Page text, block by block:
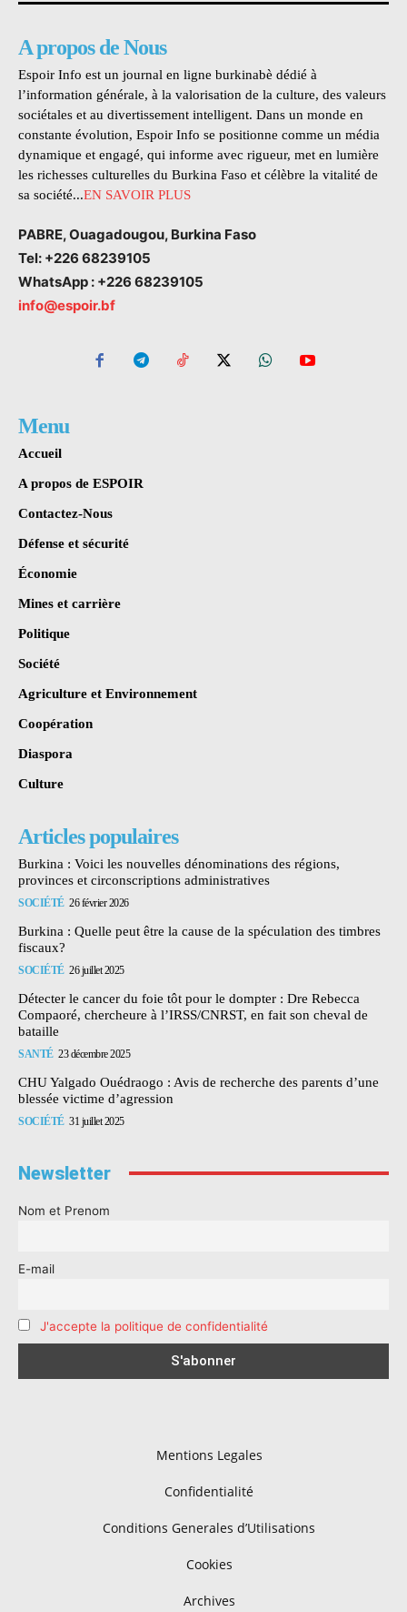
A propos de Nous
Espoir Info est un journal en ligne burkinabè dédié à
l’information générale, à la valorisation de la culture, des valeurs
sociétales et au divertissement intelligent. Dans un monde en
constante évolution, Espoir Info se positionne comme un média
dynamique et engagé, qui informe avec rigueur, met en lumière
les richesses culturelles du Burkina Faso et célèbre la vitalité de
sa société...EN SAVOIR PLUS
PABRE, Ouagadougou, Burkina Faso
Tel: +226 68239105
WhatsApp : +226 68239105
info@espoir.bf
Menu
Accueil
A propos de ESPOIR
Contactez-Nous
Défense et sécurité
Économie
Mines et carrière
Politique
Société
Agriculture et Environnement
Coopération
Diaspora
Culture
Articles populaires
Burkina : Voici les nouvelles dénominations des régions,
provinces et circonscriptions administratives
SOCIÉTÉ 26 février 2026
Burkina : Quelle peut être la cause de la spéculation des timbres
fiscaux?
SOCIÉTÉ 26 juillet 2025
Détecter le cancer du foie tôt pour le dompter : Dre Rebecca
Compaoré, chercheure à l’IRSS/CNRST, en fait son cheval de
bataille
SANTÉ 23 décembre 2025
CHU Yalgado Ouédraogo : Avis de recherche des parents d’une
blessée victime d’agression
SOCIÉTÉ 31 juillet 2025
Newsletter
Nom et Prenom
E-mail
J'accepte la politique de confidentialité
Mentions Legales
Confidentialité
Conditions Generales d’Utilisations
Cookies
Archives